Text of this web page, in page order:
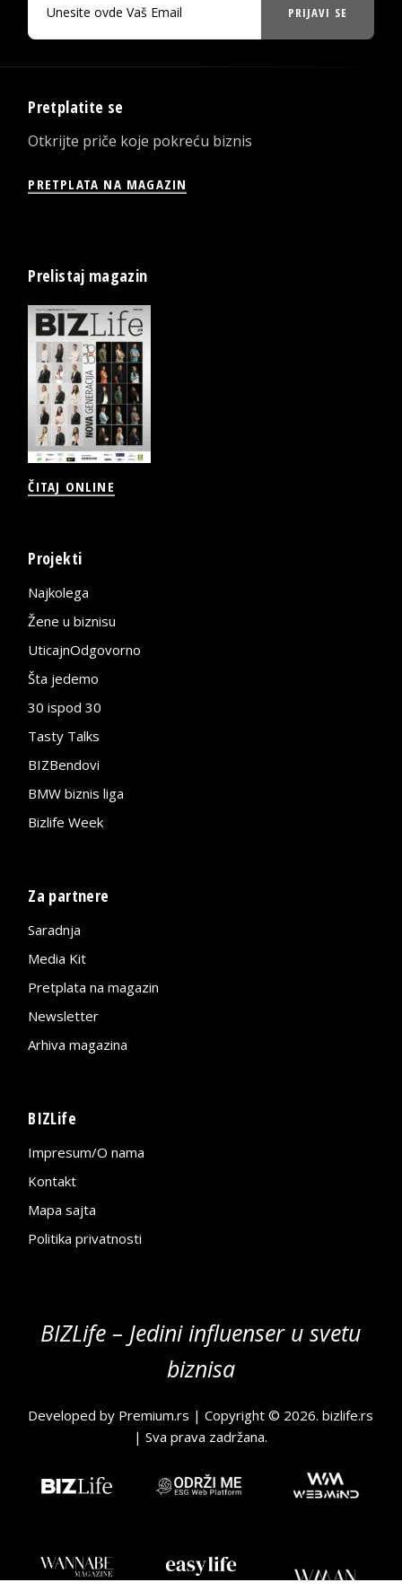
PRIJAVI SE
Pretplatite se
Otkrijte priče koje pokreću biznis
PRETPLATA NA MAGAZIN
Prelistaj magazin
ČITAJ ONLINE
Projekti
Najkolega
Žene u biznisu
UticajnOdgovorno
Šta jedemo
30 ispod 30
Tasty Talks
BIZBendovi
BMW biznis liga
Bizlife Week
Za partnere
Saradnja
Media Kit
Pretplata na magazin
Newsletter
Arhiva magazina
BIZLife
Impresum/O nama
Kontakt
Mapa sajta
Politika privatnosti
BIZLife – Jedini influenser u svetu
biznisa
Developed by Premium.rs | Copyright © 2026.bizlife.rs
| Sva prava zadržana.